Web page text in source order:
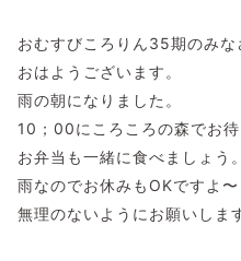
おむすびころりん35期のみな
おはようございます。
雨の朝になりました。
10；00にころころの森でお待
お弁当も一緒に食べましょう。
雨なのでお休みもOKですよ〜
無理のないようにお願いしま